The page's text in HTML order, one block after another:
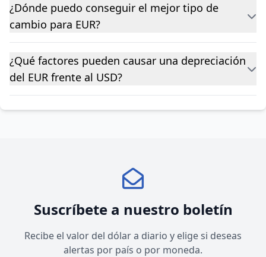
¿Dónde puedo conseguir el mejor tipo de
cambio para EUR?
¿Qué factores pueden causar una depreciación
del EUR frente al USD?
Suscríbete a nuestro boletín
Recibe el valor del dólar a diario y elige si deseas
alertas por país o por moneda.